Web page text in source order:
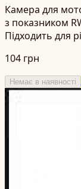
Камера для
з показником
Підходить для
104 грн
Немає в наявності